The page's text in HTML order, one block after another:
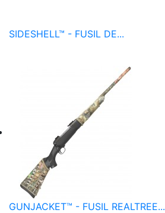
SIDESHELL™ - FUSIL DE...
GUNJACKET™ - FUSIL REALTREE...